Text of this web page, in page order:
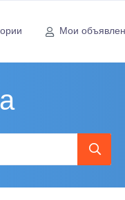
Мои